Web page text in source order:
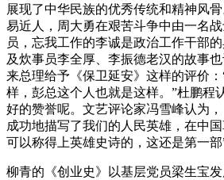
展现了中华民族的优秀传统和精神风
易近人，周大勇在艰苦斗争中由一名
员，忘我工作的李诚是政治工作干部
及炊事员李全厚、李振德老汉的故事
来总理给予《保卫延安》这样的评价
样，彭总这个人也就是这样。”杜鹏程
好的赞誉呢。文艺评论家冯雪峰认为
成功地描写了我们的人民英雄，在中
可以称得上英雄史诗的，这还是第一部”
柳青的《创业史》以基层党员梁生宝